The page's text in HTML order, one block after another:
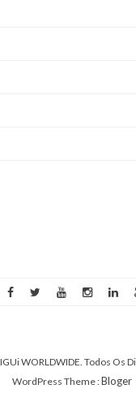
WORLDWIDE. Todos Os
WordPress Theme :Bloger